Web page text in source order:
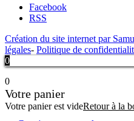
Facebook
RSS
Création du site internet par
légales- Politique de
0
0
Votre panier
Votre panier est videRetour à la